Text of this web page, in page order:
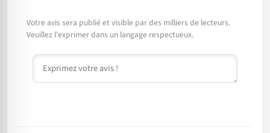
Votre avis sera publié et visible par des milliers de lecteurs.
Veuillez l'exprimer dans un langage respectueux.
Commentaire